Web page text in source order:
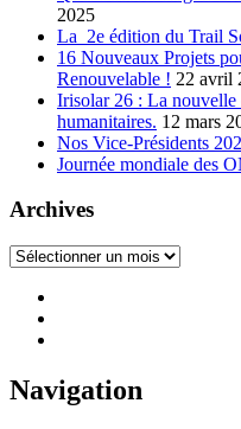
2025
La 2e édition du Trail
16 Nouveaux Projets
Renouvelable ! 22 avril
Irisolar 26 : La nouvelle
humanitaires. 12 mars
Nos Vice-Présidents
Journée mondiale des
Archives
Archives
Navigation